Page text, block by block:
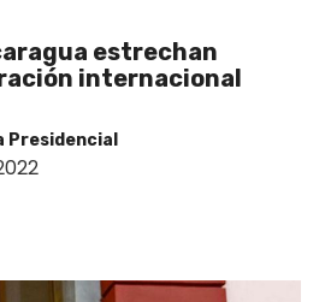
estrechan
internacional
Presidencial